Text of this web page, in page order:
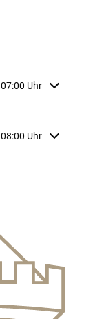
auszublenden
Uhr
auszublenden
Uhr